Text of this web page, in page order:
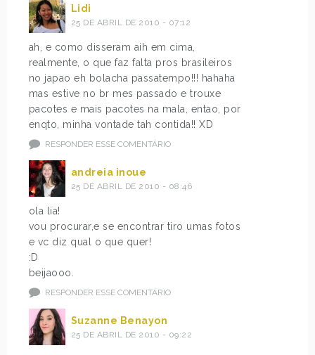
Lidi
25 DE ABRIL DE 2010 - 07:12
ah, e como disseram aih em cima,
realmente, o que faz falta pros brasileiros
no japao eh bolacha passatempo!!! hahaha
mas estive no br mes passado e trouxe
pacotes e mais pacotes na mala, entao, por
enqto, minha vontade tah contida!! XD
RESPONDER ESSE COMENTÁRIO
andreia inoue
25 DE ABRIL DE 2010 - 08:46
ola lia!
vou procurar,e se encontrar tiro umas fotos
e vc diz qual o que quer!
:D
beijaooo.
RESPONDER ESSE COMENTÁRIO
Suzanne Benayon
25 DE ABRIL DE 2010 - 09:22